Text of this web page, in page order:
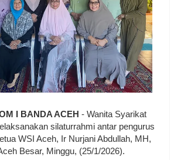
I BANDA ACEH - Wanita Syarikat
silaturrahmi antar pengurus
WSI Aceh, Ir Nurjani Abdullah, MH,
Besar, Minggu, (25/1/2026).